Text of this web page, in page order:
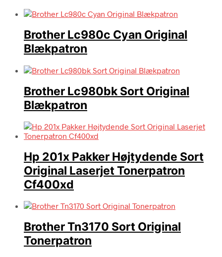
Brother Lc980c Cyan Original
Blækpatron
Brother Lc980bk Sort Original
Blækpatron
Hp 201x Pakker Højtydende Sort
Original Laserjet Tonerpatron
Cf400xd
Brother Tn3170 Sort Original
Tonerpatron